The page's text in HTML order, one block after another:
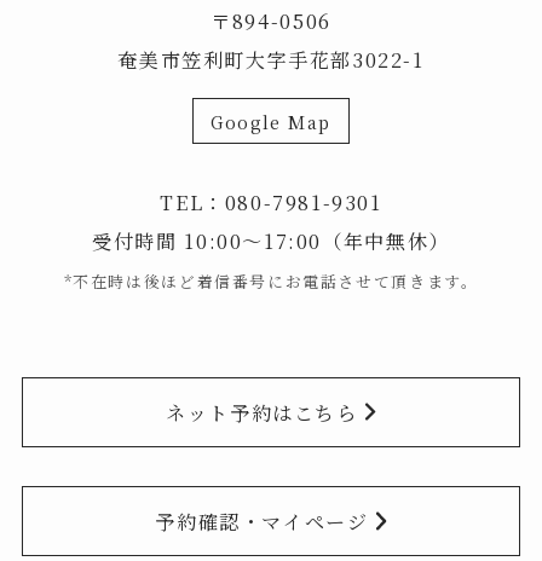
〒894-0506
奄美市笠利町大字手花部3022-1
Google Map
TEL： 080-7981-9301
受付時間 10:00～17:00（年中無休）
*不在時は後ほど着信番号にお電話させて頂きます。
ネット予約はこちら
予約確認・マイページ